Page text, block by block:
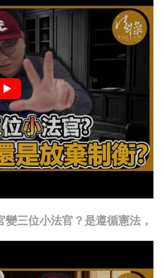
三位小法官？是遵循憲法，